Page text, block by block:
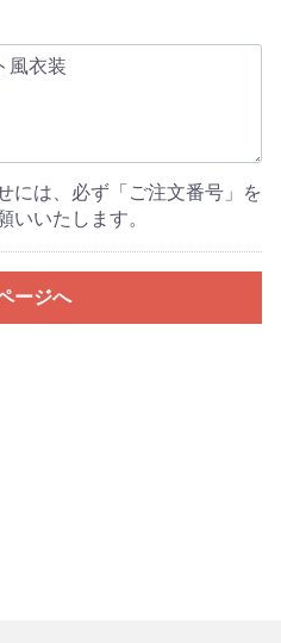
には、必ず「ご注文番号」を
いいたします。
ージへ